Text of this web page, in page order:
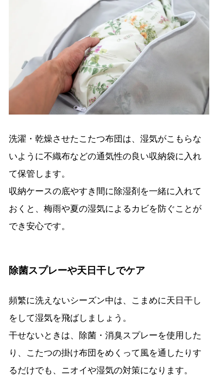
洗濯・乾燥させたこたつ布団は、湿気がこもらな
いように不織布などの通気性の良い収納袋に入れ
て保管します。
収納ケースの底やすき間に除湿剤を一緒に入れて
おくと、梅雨や夏の湿気によるカビを防ぐことが
でき安心です。
除菌スプレーや天日干しでケア
頻繁に洗えないシーズン中は、こまめに天日干し
をして湿気を飛ばしましょう。
干せないときは、除菌・消臭スプレーを使用した
り、こたつの掛け布団をめくって風を通したりす
るだけでも、ニオイや湿気の対策になります。